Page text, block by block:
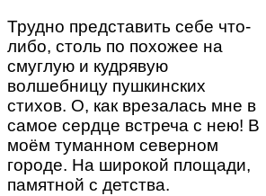
Трудно представить себе что-
либо, столь по похожее на
смуглую и кудрявую
волшебницу пушкинских
стихов. О, как врезалась мне в
самое сердце встреча с нею! В
моём туманном северном
городе. На широкой площади,
памятной с детства.